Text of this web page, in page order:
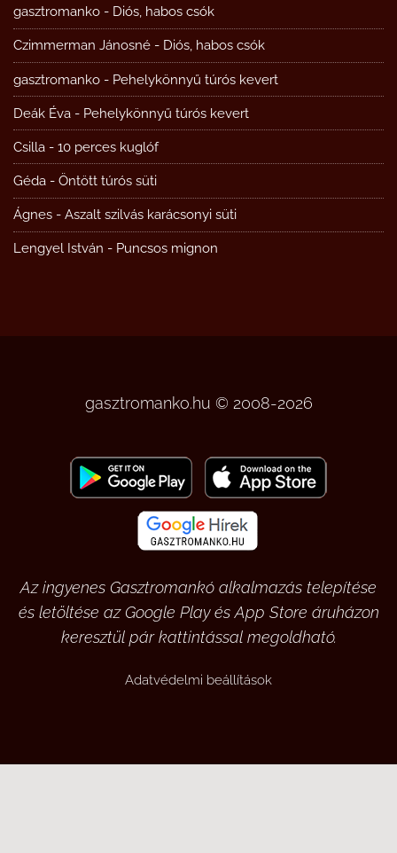
gasztromanko - Diós, habos csók
Czimmerman Jánosné - Diós, habos csók
gasztromanko - Pehelykönnyű túrós kevert
Deák Éva - Pehelykönnyű túrós kevert
Csilla - 10 perces kuglóf
Géda - Öntött túrós süti
Ágnes - Aszalt szilvás karácsonyi süti
Lengyel István - Puncsos mignon
gasztromanko.hu © 2008-2026
Az ingyenes Gasztromankó alkalmazás telepítése
és letöltése az Google Play és App Store áruházon
keresztül pár kattintással megoldható.
Adatvédelmi beállítások